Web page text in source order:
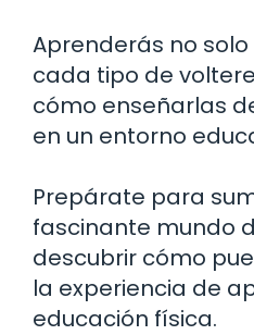
Aprenderás no
cada tipo de
cómo enseñarlas
en un entorno
Prepárate para
fascinante mundo
descubrir cómo
la experiencia de
educación física.